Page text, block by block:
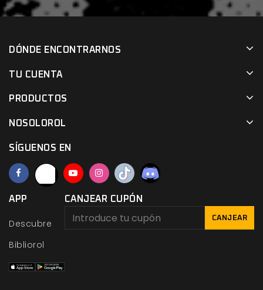
DÓNDE ENCONTRARNOS
TU CUENTA
PRODUCTOS
NOSOLOROL
SÍGUENOS EN
APP
Descubre
Bibliorol
CANJEAR CUPÓN
CANJEAR